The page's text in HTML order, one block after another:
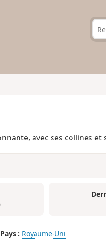
avec ses collines et
Pays : Royaume-Uni